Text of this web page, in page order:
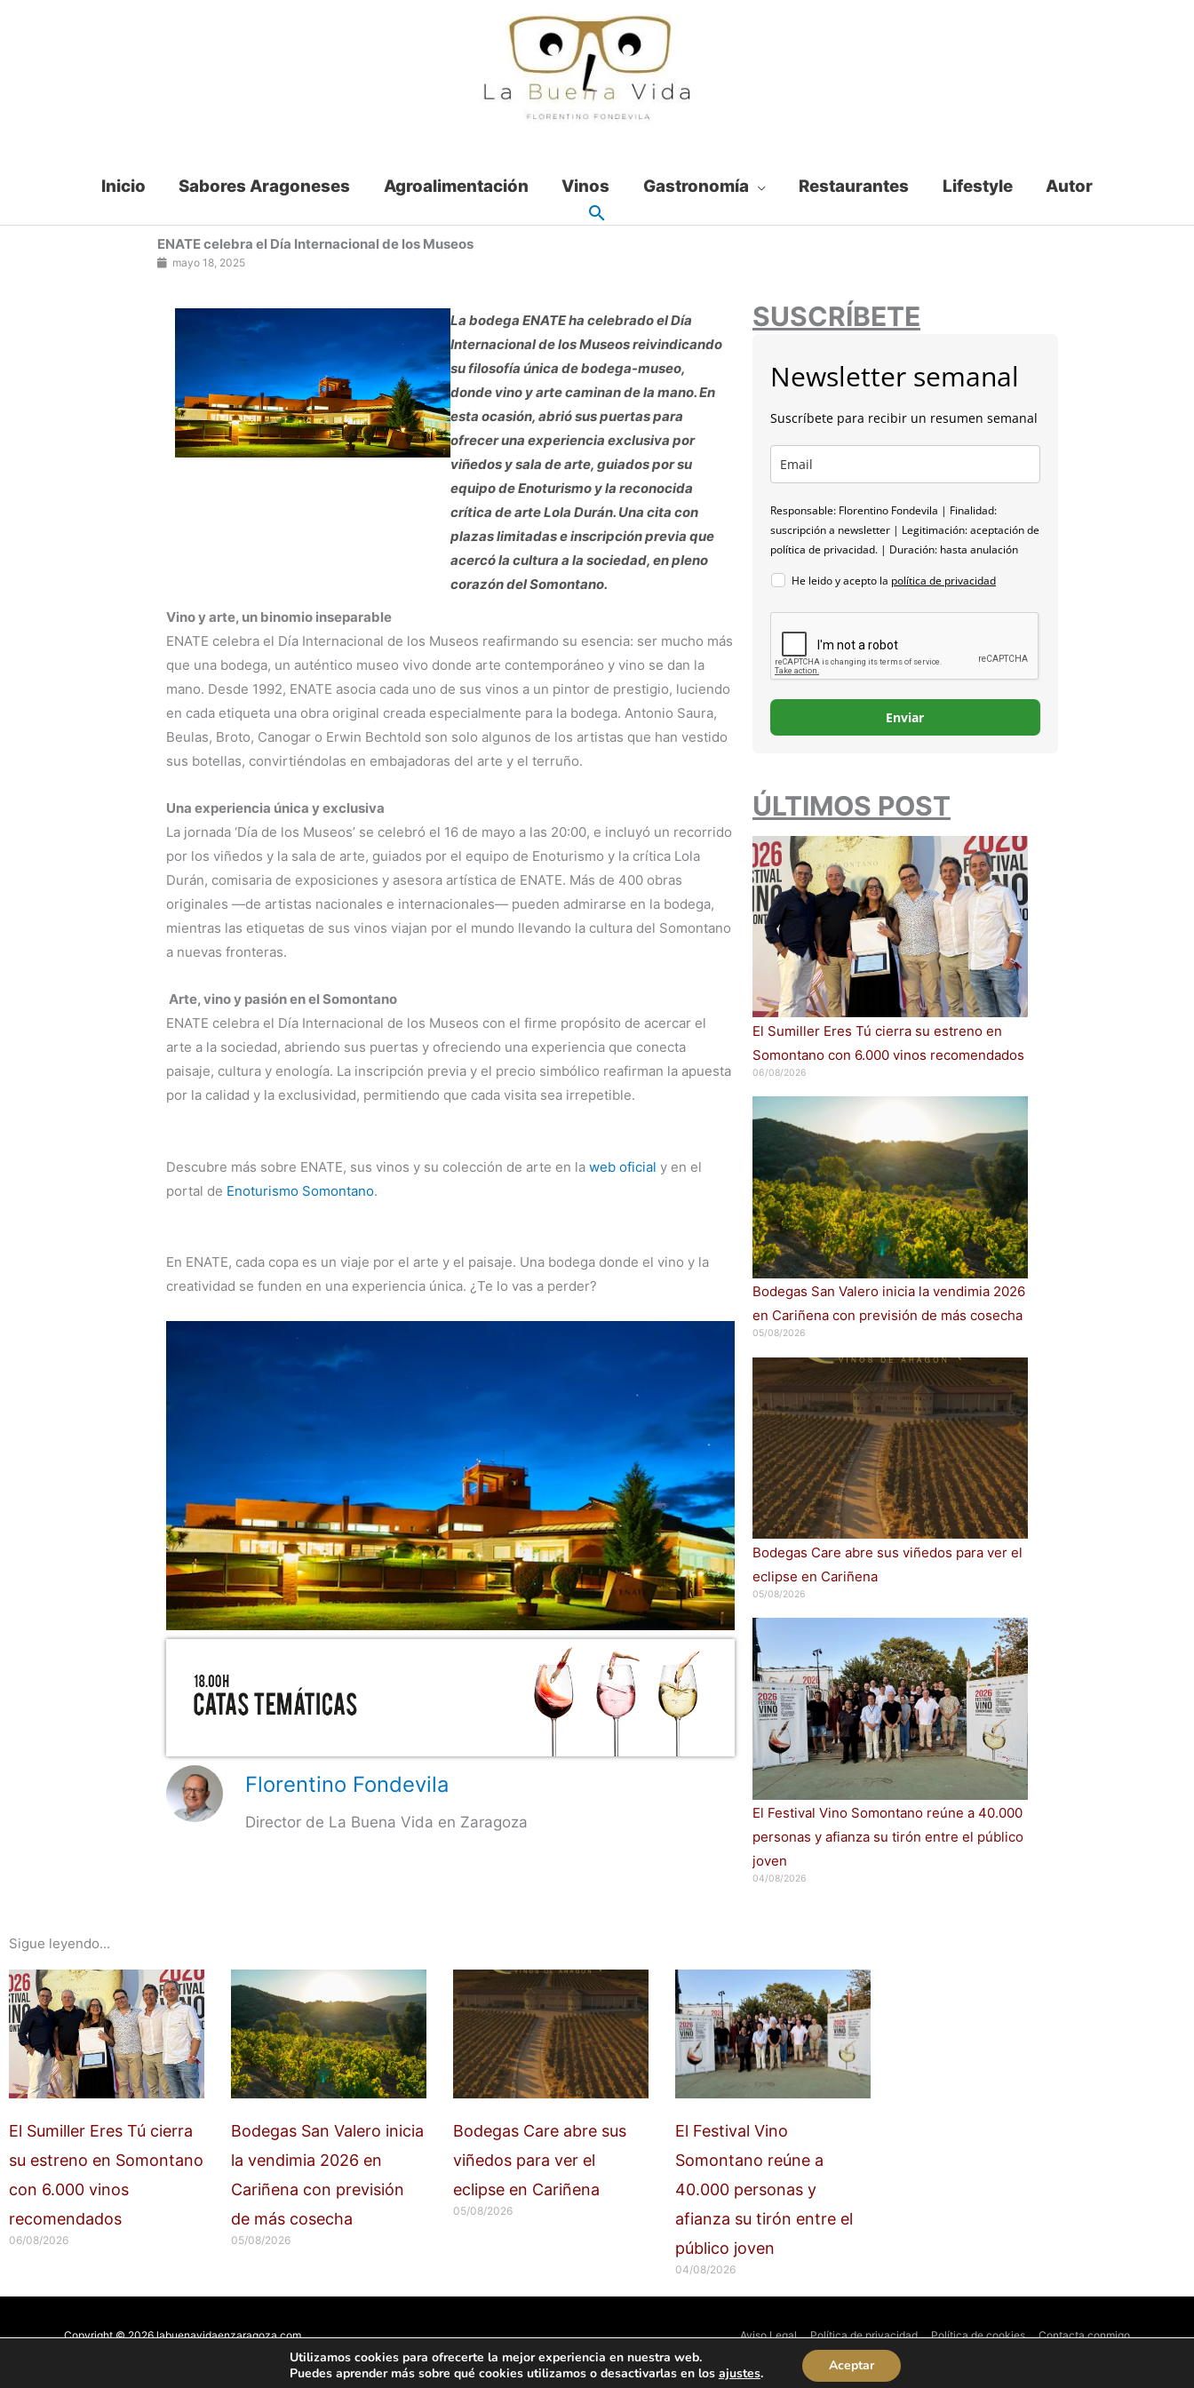
Inicio Sabores Aragoneses Agroalimentación Vinos Gastronomía Restaurantes Lifestyle Autor
ENATE celebra el Día Internacional de los Museos
mayo 18, 2025
La bodega ENATE ha celebrado el Día
Internacional de los Museos reivindicando
su filosofía única de bodega-museo,
donde vino y arte caminan de la mano. En
esta ocasión, abrió sus puertas para
ofrecer una experiencia exclusiva por
viñedos y sala de arte, guiados por su
equipo de Enoturismo y la reconocida
crítica de arte Lola Durán. Una cita con
plazas limitadas e inscripción previa que
acercó la cultura a la sociedad, en pleno
corazón del Somontano.
Vino y arte, un binomio inseparable
ENATE celebra el Día Internacional de los Museos reafirmando su esencia: ser mucho más
que una bodega, un auténtico museo vivo donde arte contemporáneo y vino se dan la
mano. Desde 1992, ENATE asocia cada uno de sus vinos a un pintor de prestigio, luciendo
en cada etiqueta una obra original creada especialmente para la bodega. Antonio Saura,
Beulas, Broto, Canogar o Erwin Bechtold son solo algunos de los artistas que han vestido
sus botellas, convirtiéndolas en embajadoras del arte y el terruño.
Una experiencia única y exclusiva
La jornada ‘Día de los Museos’ se celebró el 16 de mayo a las 20:00, e incluyó un recorrido
por los viñedos y la sala de arte, guiados por el equipo de Enoturismo y la crítica Lola
Durán, comisaria de exposiciones y asesora artística de ENATE. Más de 400 obras
originales —de artistas nacionales e internacionales— pueden admirarse en la bodega,
mientras las etiquetas de sus vinos viajan por el mundo llevando la cultura del Somontano
a nuevas fronteras.
Arte, vino y pasión en el Somontano
ENATE celebra el Día Internacional de los Museos con el firme propósito de acercar el
arte a la sociedad, abriendo sus puertas y ofreciendo una experiencia que conecta
paisaje, cultura y enología. La inscripción previa y el precio simbólico reafirman la apuesta
por la calidad y la exclusividad, permitiendo que cada visita sea irrepetible.
Descubre más sobre ENATE, sus vinos y su colección de arte en la web oficial y en el
portal de Enoturismo Somontano.
En ENATE, cada copa es un viaje por el arte y el paisaje. Una bodega donde el vino y la
creatividad se funden en una experiencia única. ¿Te lo vas a perder?
Florentino Fondevila
Director de La Buena Vida en Zaragoza
SUSCRÍBETE
Newsletter semanal
Suscríbete para recibir un resumen semanal
Responsable: Florentino Fondevila | Finalidad:
suscripción a newsletter | Legitimación: aceptación de
política de privacidad. | Duración: hasta anulación
He leido y acepto la política de privacidad
Enviar
ÚLTIMOS POST
El Sumiller Eres Tú cierra su estreno en
Somontano con 6.000 vinos recomendados
06/08/2026
Bodegas San Valero inicia la vendimia 2026
en Cariñena con previsión de más cosecha
05/08/2026
Bodegas Care abre sus viñedos para ver el
eclipse en Cariñena
05/08/2026
El Festival Vino Somontano reúne a 40.000
personas y afianza su tirón entre el público
joven
04/08/2026
Sigue leyendo...
El Sumiller Eres Tú cierra
su estreno en Somontano
con 6.000 vinos
recomendados
06/08/2026
Bodegas San Valero inicia
la vendimia 2026 en
Cariñena con previsión
de más cosecha
05/08/2026
Bodegas Care abre sus
viñedos para ver el
eclipse en Cariñena
05/08/2026
El Festival Vino
Somontano reúne a
40.000 personas y
afianza su tirón entre el
público joven
04/08/2026
Copyright © 2026 labuenavidaenzaragoza.com
Mantenimiento web Zaragoza
Aviso Legal Política de privacidad Política de cookies Contacta conmigo
Utilizamos cookies para ofrecerte la mejor experiencia en nuestra web.
Puedes aprender más sobre qué cookies utilizamos o desactivarlas en los ajustes. Aceptar